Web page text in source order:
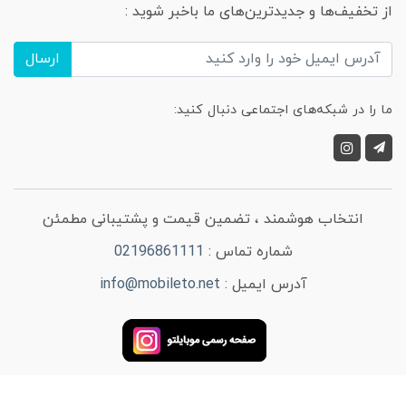
از تخفیف‌ها و جدیدترین‌های ما باخبر شوید :
ارسال
ما را در شبکه‌های اجتماعی دنبال کنید:
انتخاب هوشمند ، تضمین قیمت و پشتیبانی مطمئن
شماره تماس : 02196861111
آدرس ایمیل : info@mobileto.net